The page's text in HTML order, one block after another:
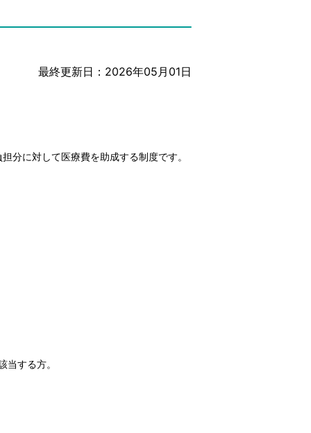
最終更新日：2026年05月01日
に対して医療費を助成する制度です。
する方。